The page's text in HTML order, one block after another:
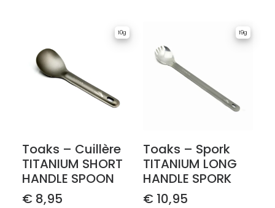
10g
Toaks – Cuillère
TITANIUM SHORT
HANDLE SPOON
€ 8,95
19g
Toaks – Spork
TITANIUM LONG
HANDLE SPORK
€ 10,95